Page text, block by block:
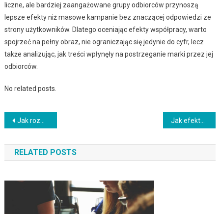
liczne, ale bardziej zaangażowane grupy odbiorców przynoszą
lepsze efekty niż masowe kampanie bez znaczącej odpowiedzi ze
strony użytkowników. Dlatego oceniając efekty współpracy, warto
spojrzeć na pełny obraz, nie ograniczając się jedynie do cyfr, lecz
także analizując, jak treści wpłynęły na postrzeganie marki przez jej
odbiorców.
No related posts.
Nawigacja
wpisu
Jak rozwijać umiejętności sprzedaży online w e-commerce? Jak efektywnie komunikować się w biznesie?
RELATED POSTS